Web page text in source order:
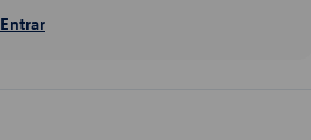
Entrar